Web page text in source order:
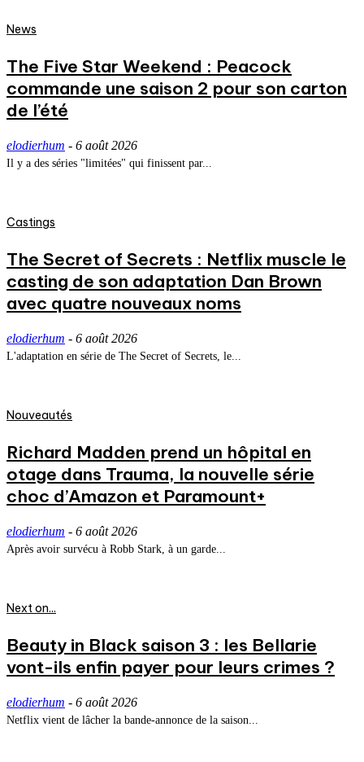
News
The Five Star Weekend : Peacock
commande une saison 2 pour son carton
de l’été
elodierhum - 6 août 2026
Il y a des séries "limitées" qui finissent par...
Castings
The Secret of Secrets : Netflix muscle le
casting de son adaptation Dan Brown
avec quatre nouveaux noms
elodierhum - 6 août 2026
L'adaptation en série de The Secret of Secrets, le...
Nouveautés
Richard Madden prend un hôpital en
otage dans Trauma, la nouvelle série
choc d’Amazon et Paramount+
elodierhum - 6 août 2026
Après avoir survécu à Robb Stark, à un garde...
Next on...
Beauty in Black saison 3 : les Bellarie
vont-ils enfin payer pour leurs crimes ?
elodierhum - 6 août 2026
Netflix vient de lâcher la bande-annonce de la saison...